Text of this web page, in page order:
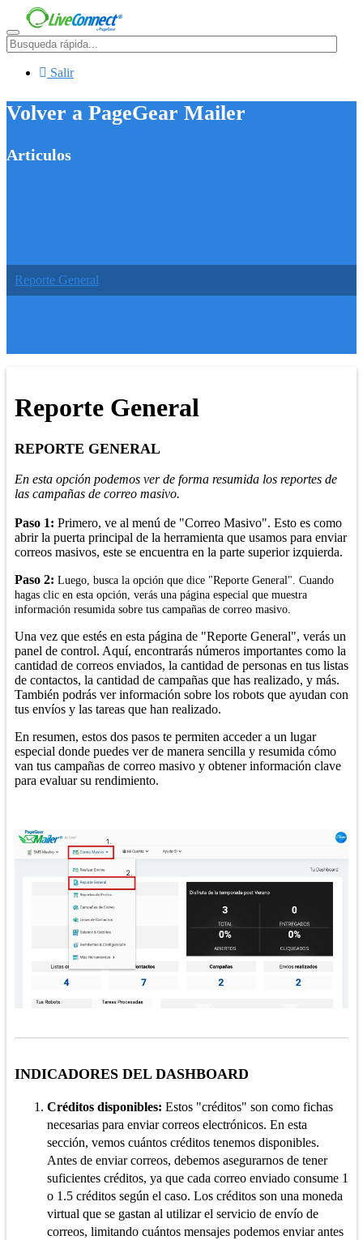
Menú
Salir
Volver a PageGear Mailer
Articulos
Reporte General
Reporte General
REPORTE GENERAL
En esta opción podemos ver de forma resumida los reportes de
las campañas de correo masivo.
Paso 1: Primero, ve al menú de "Correo Masivo". Esto es como
abrir la puerta principal de la herramienta que usamos para enviar
correos masivos, este se encuentra en la parte superior izquierda.
Paso 2: Luego, busca la opción que dice "Reporte General". Cuando
hagas clic en esta opción, verás una página especial que muestra
información resumida sobre tus campañas de correo masivo.
Una vez que estés en esta página de "Reporte General", verás un
panel de control. Aquí, encontrarás números importantes como la
cantidad de correos enviados, la cantidad de personas en tus listas
de contactos, la cantidad de campañas que has realizado, y más.
También podrás ver información sobre los robots que ayudan con
tus envíos y las tareas que han realizado.
En resumen, estos dos pasos te permiten acceder a un lugar
especial donde puedes ver de manera sencilla y resumida cómo
van tus campañas de correo masivo y obtener información clave
para evaluar su rendimiento.
INDICADORES DEL DASHBOARD
Créditos disponibles: Estos "créditos" son como fichas
necesarias para enviar correos electrónicos. En esta
sección, vemos cuántos créditos tenemos disponibles.
Antes de enviar correos, debemos asegurarnos de tener
suficientes créditos, ya que cada correo enviado consume 1
o 1.5 créditos según el caso. Los créditos son una moneda
virtual que se gastan al utilizar el servicio de envío de
correos, limitando cuántos mensajes podemos enviar antes